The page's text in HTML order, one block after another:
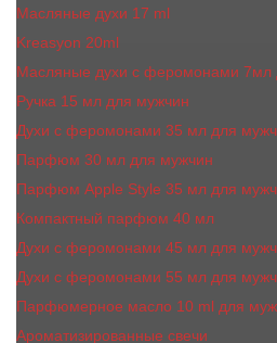
Масляные духи 17 ml
Kreasyon 20ml
Масляные духи c феромонами 7мл
Ручка 15 мл для мужчин
Духи с феромонами 35 мл для
Парфюм 30 мл для мужчин
Парфюм Apple Style 35 мл для
Компактный парфюм 40 мл
Духи с феромонами 45 мл для
Духи с феромонами 55 мл для
Парфюмерное масло 10 ml для
Ароматизированные свечи